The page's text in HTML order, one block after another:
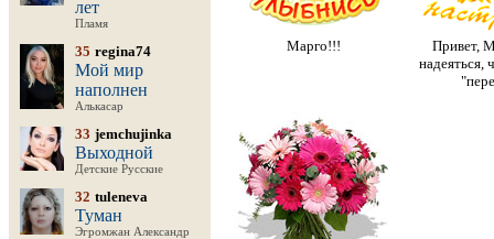
лет
Пламя
35 regina74
Мой мир
наполнен
Алькасар
33 jemchujinka
Выходной
Детские Русские
32 tuleneva
Туман
Эгромжан Александр
Марго!!!
Привет,
надеяться,